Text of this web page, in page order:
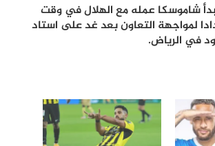
شاموسكا عمله مع الهلال في وقت
لمواجهة التعاون بعد غد على استاد
الرياض.